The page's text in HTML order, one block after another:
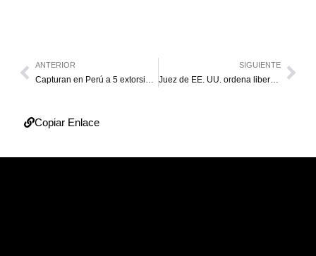
ANTERIOR SIGUIENTE
Juez de EE. UU. ordena liberar bajo fianza a cientos de migrantes indocumentados
Copiar Enlace